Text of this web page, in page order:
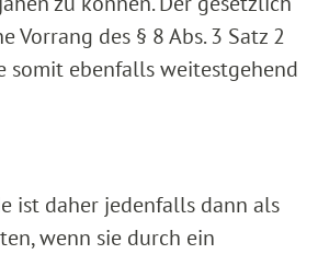
Vorrang des § 8 Abs. 3 Satz 2
somit ebenfalls weitestgehend
ist daher jedenfalls dann als
wenn sie durch ein